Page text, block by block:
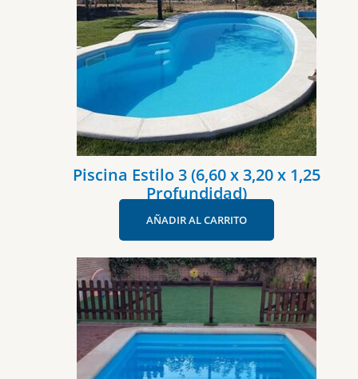
Piscina Estilo 3 (6,60 x 3,20 x 1,25
Profundidad)
AÑADIR AL CARRITO